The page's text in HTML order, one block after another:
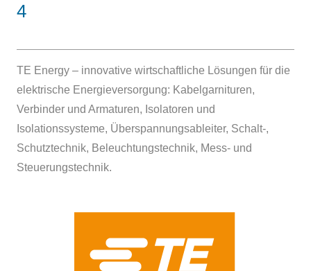
4
TE Energy – innovative wirtschaftliche Lösungen für die
elektrische Energieversorgung: Kabelgarnituren,
Verbinder und Armaturen, Isolatoren und
Isolationssysteme, Überspannungsableiter, Schalt-,
Schutztechnik, Beleuchtungstechnik, Mess- und
Steuerungstechnik.